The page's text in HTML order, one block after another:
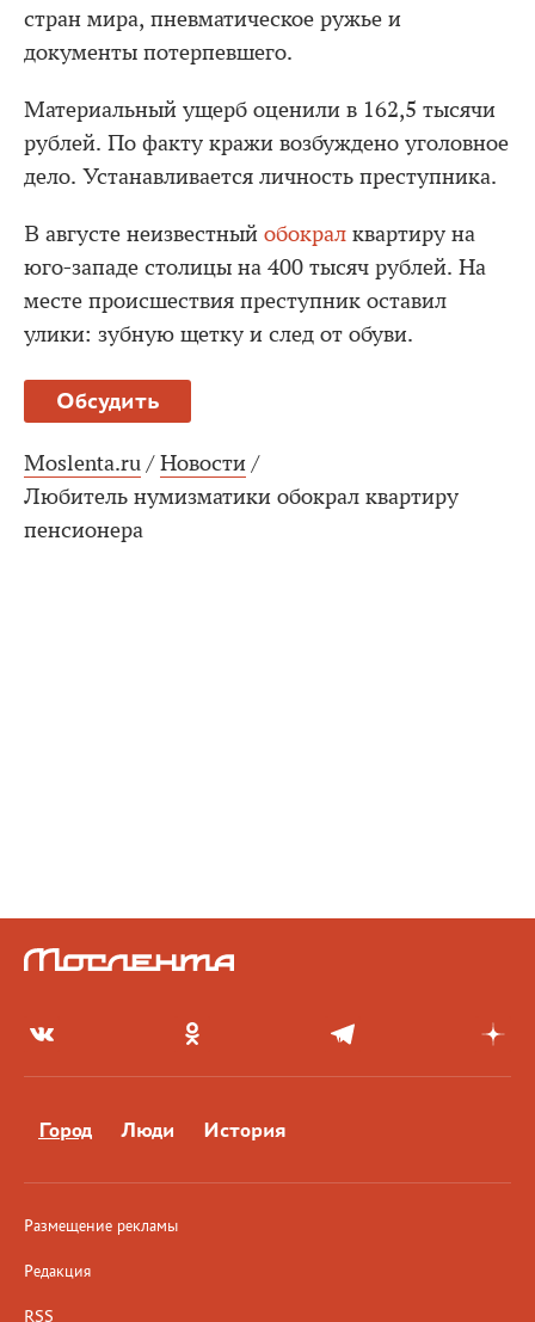
стран мира, пневматическое ружье и
документы потерпевшего.
Материальный ущерб оценили в 162,5 тысячи
рублей. По факту кражи возбуждено уголовное
дело. Устанавливается личность преступника.
В августе неизвестный обокрал квартиру на
юго-западе столицы на 400 тысяч рублей. На
месте происшествия преступник оставил
улики: зубную щетку и след от обуви.
Обсудить
Moslenta.ru / Новости /
Любитель нумизматики обокрал квартиру
пенсионера
Город Люди История
Размещение рекламы
Редакция
RSS